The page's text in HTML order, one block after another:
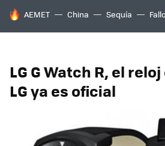
HOY SE HABLA DE
AEMET China Sequía
LG G Watch R, el
LG ya es oficial